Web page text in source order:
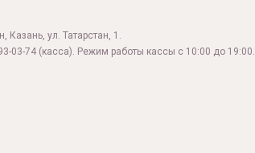
Казань, ул. Татарстан, 1.
03-74 (касса). Режим работы кассы с 10:00 до 19:00.